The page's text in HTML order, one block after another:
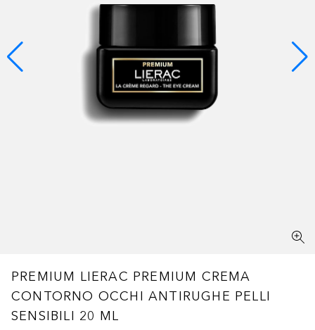
PREMIUM LIERAC PREMIUM CREMA
CONTORNO OCCHI ANTIRUGHE PELLI
SENSIBILI 20 ML